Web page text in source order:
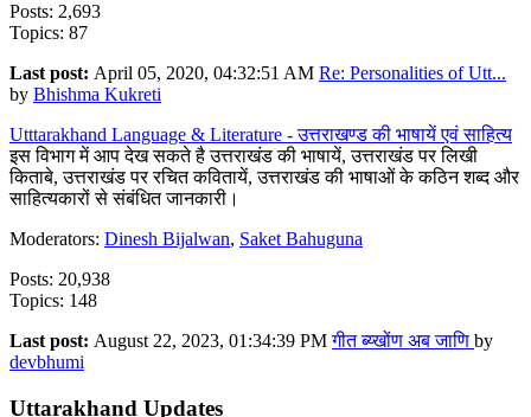
Posts: 2,693
Topics: 87
Last post: April 05, 2020, 04:32:51 AM Re: Personalities of Utt...
by Bhishma Kukreti
Utttarakhand Language & Literature - उत्तराखण्ड की भाषायें एवं साहित्य
इस विभाग में आप देख सकते है उत्तराखंड की भाषायें, उत्तराखंड पर लिखी
किताबे, उत्तराखंड पर रचित कवितायें, उत्तराखंड की भाषाओं के कठिन शब्द और
साहित्यकारों से संबंधित जानकारी।
Moderators: Dinesh Bijalwan, Saket Bahuguna
Posts: 20,938
Topics: 148
Last post: August 22, 2023, 01:34:39 PMगीत ब्य्खोंण अब जाणि by
devbhumi
Uttarakhand Updates